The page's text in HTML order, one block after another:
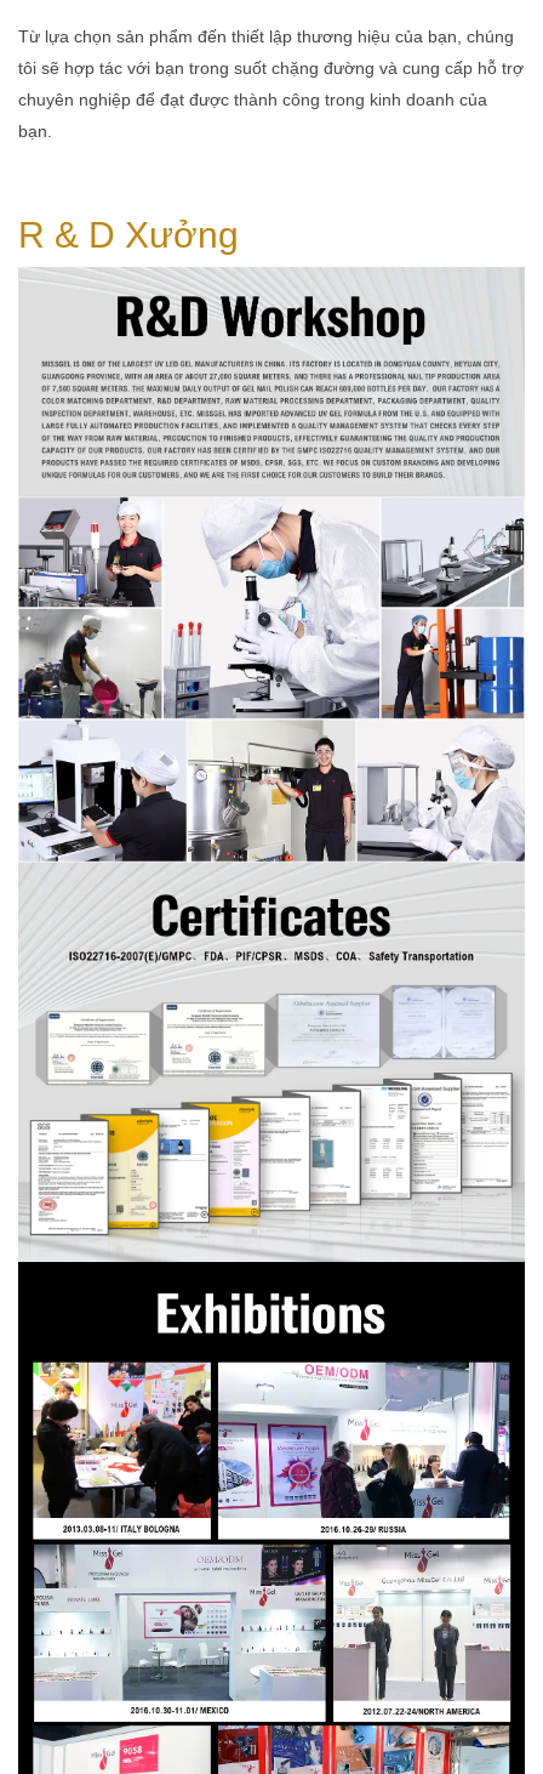
Từ lựa chọn sản phẩm đến thiết lập thương hiệu của bạn, chúng
tôi sẽ hợp tác với bạn trong suốt chặng đường và cung cấp hỗ trợ
chuyên nghiệp để đạt được thành công trong kinh doanh của
bạn.
R & D Xưởng